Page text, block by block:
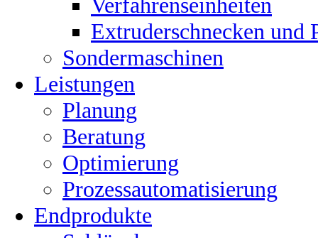
Extruderschnecken
Sondermaschinen
Leistungen
Planung
Beratung
Optimierung
Prozessautomatisierung
Endprodukte